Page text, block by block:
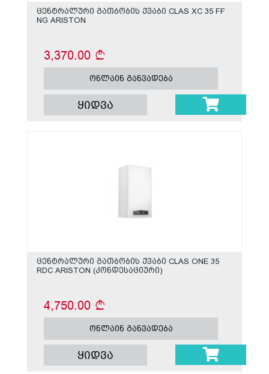
ცენტრალური გათბობის ქვაბი CLAS XC 35 FF
NG ARISTON
3,370.00
ონლაინ განვადება
ყიდვა
ცენტრალური გათბობის ქვაბი CLAS ONE 35
RDC ARISTON (კონდესაციური)
4,750.00
ონლაინ განვადება
ყიდვა